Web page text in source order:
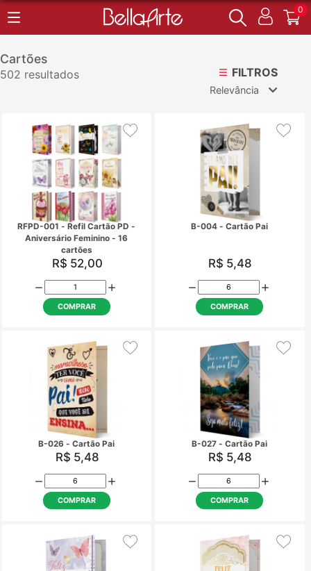
0
Cartões
502 resultados
Relevância
Mais Vendidos
Menor Preço
Maior Preço
Ordem Alfabética
FILTROS
RFPD-001 - Refil Cartão PD -
Aniversário Feminino - 16
cartões
R$ 52,00
COMPRAR
B-004 - Cartão
R$ 5,48
COMPRAR
R$ 5,48 R$ 5,48